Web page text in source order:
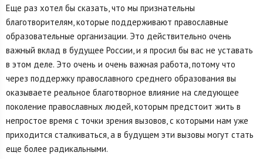
Еще раз хотел бы сказать, что мы признательны
благотворителям, которые поддерживают православные
образовательные организации. Это действительно очень
важный вклад в будущее России, и я просил бы вас не уставать
в этом деле. Это очень и очень важная работа, потому что
через поддержку православного среднего образования вы
оказываете реальное благотворное влияние на следующее
поколение православных людей, которым предстоит жить в
непростое время с точки зрения вызовов, с которыми нам уже
приходится сталкиваться, а в будущем эти вызовы могут стать
еще более радикальными.